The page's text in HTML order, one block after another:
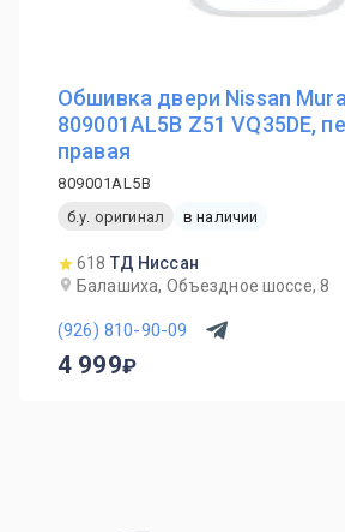
Обшивка двери Nissan
809001AL5B Z51 VQ35DE,
правая
809001AL5B
б.у. оригинал
в наличии
618 ТД Ниссан
Балашиха, Объездное шоссе, 8
(926) 810-90-09
4 999